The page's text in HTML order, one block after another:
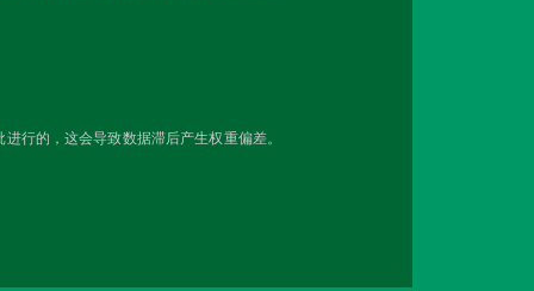
行的，这会导致数据滞后产生权重偏差。